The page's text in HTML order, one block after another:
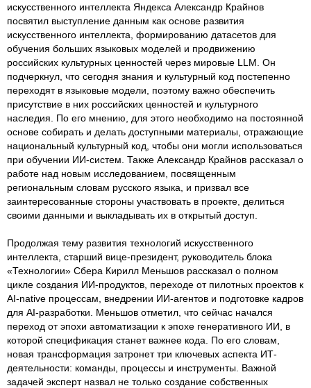
искусственного интеллекта Яндекса Александр Крайнов
посвятил выступление данным как основе развития
искусственного интеллекта, формированию датасетов для
обучения больших языковых моделей и продвижению
российских культурных ценностей через мировые LLM. Он
подчеркнул, что сегодня знания и культурный код постепенно
переходят в языковые модели, поэтому важно обеспечить
присутствие в них российских ценностей и культурного
наследия. По его мнению, для этого необходимо на постоянной
основе собирать и делать доступными материалы, отражающие
национальный культурный код, чтобы они могли использоваться
при обучении ИИ-систем. Также Александр Крайнов рассказал о
работе над новым исследованием, посвященным
региональным словам русского языка, и призвал все
заинтересованные стороны участвовать в проекте, делиться
своими данными и выкладывать их в открытый доступ.
Продолжая тему развития технологий искусственного
интеллекта, старший вице-президент, руководитель блока
«Технологии» Сбера Кирилл Меньшов рассказал о полном
цикле создания ИИ-продуктов, переходе от пилотных проектов к
AI-native процессам, внедрении ИИ-агентов и подготовке кадров
для AI-разработки. Меньшов отметил, что сейчас начался
переход от эпохи автоматизации к эпохе генеративного ИИ, в
которой спецификация станет важнее кода. По его словам,
новая трансформация затронет три ключевых аспекта ИТ-
деятельности: команды, процессы и инструменты. Важной
задачей эксперт назвал не только создание собственных